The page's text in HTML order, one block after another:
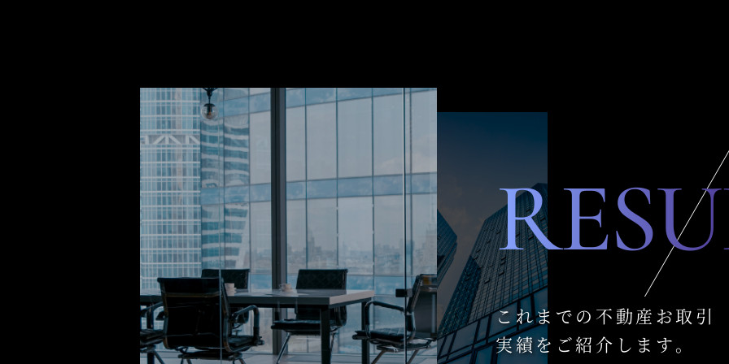
これまでの不動産お取引
実績をご紹介します。